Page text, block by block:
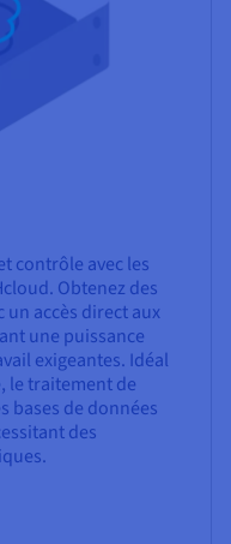
contrôle avec les
Obtenez des
un accès direct aux
une puissance
exigeantes. Idéal
le traitement de
bases de données
des